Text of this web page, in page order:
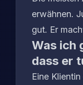
erwähnen.
gut. Er
Was ich
dass er
Eine